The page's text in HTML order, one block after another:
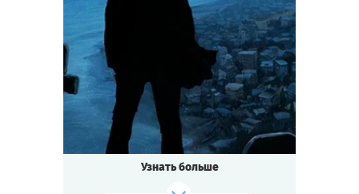
Игроков -25
Время игры ч.
Тематика Мистика
Тип квеста Квестория
Узнать больше